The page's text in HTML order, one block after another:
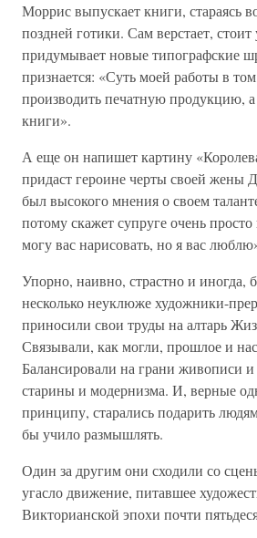
Моррис выпускает книги, стараясь
поздней готики. Сам верстает, стоит
придумывает новые типографские
признается: «Суть моей работы в
производить печатную продукцию, а
книги».
А еще он напишет картину
придаст героине черты своей жены
был высокого мнения о своем
потому скажет супруге очень
могу вас нарисовать, но я вас
Упорно, наивно, страстно и иногда,
несколько неуклюже художники-
приносили свои труды на алтарь
Связывали, как могли, прошлое и
Балансировали на грани живописи
старины и модернизма. И, верные
принципу, старались подарить
бы учило размышлять.
Один за другим они сходили со
угасло движение, питавшее
Викторианской эпохи почти